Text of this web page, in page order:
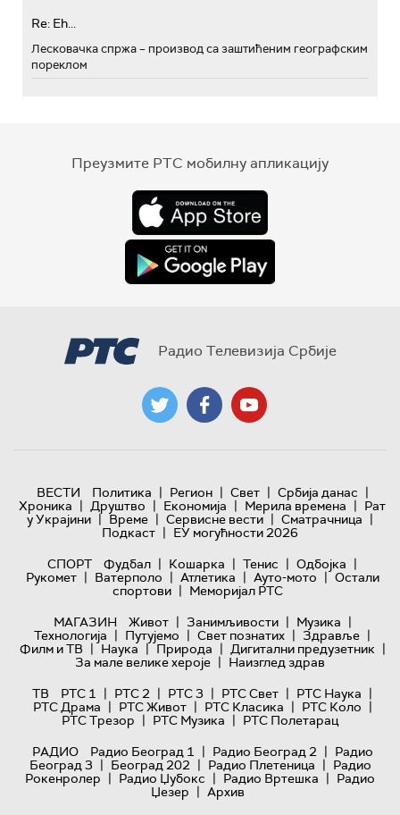
Re: Eh...
Лесковачка спржа – производ са заштићеним географским
пореклом
Преузмите РТС мобилну апликацију
Радио Телевизија Србије
ВЕСТИ Политика | Регион | Свет | Србија данас |
Хроника | Друштво | Економија | Мерила времена | Рат
у Украјини | Време | Сервисне вести | Сматрачница |
Подкаст | ЕУ могућности 2026
СПОРТ
Фудбал | Кошарка | Тенис | Одбојка |
Рукомет | Ватерполо | Атлетика | Ауто-мото | Остали
спортови | Меморијал РТС
МАГАЗИН
Живот | Занимљивости | Музика |
Технологијa | Путујемо | Свет познатих | Здравље |
Филм и ТВ | Наука | Природа | Дигитални предузетник |
За мале велике хероје | Наизглед здрав
ТВ
РТС 1 | РТС 2 | РТС 3 | РТС Свет | РТС Наука |
РТС Драма | РТС Живот | РТС Класика | РТС Коло |
РТС Трезор | РТС Музика | РТС Полетарац
РАДИО
Радио Београд 1 | Радио Београд 2 | Радио
Београд 3 | Београд 202 | Радио Плетеница | Радио
Рокенролер | Радио Џубокс | Радио Вртешка | Радио
Џезер | Архив